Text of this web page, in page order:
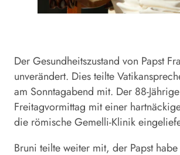
Der Gesundheitszustand von Papst
unverändert. Dies teilte
am Sonntagabend mit. Der 88-
Freitagvormittag mit einer
die römische Gemelli-Klinik
Bruni teilte weiter mit, der Papsthabe